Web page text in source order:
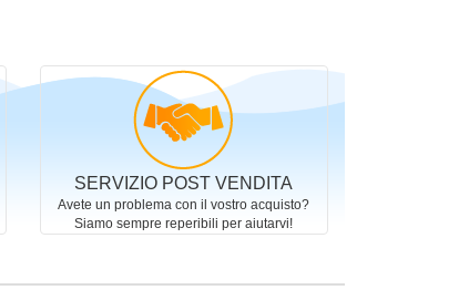
SERVIZIO POST VENDITA
Avete un problema con il vostro acquisto?
Siamo sempre reperibili per aiutarvi!